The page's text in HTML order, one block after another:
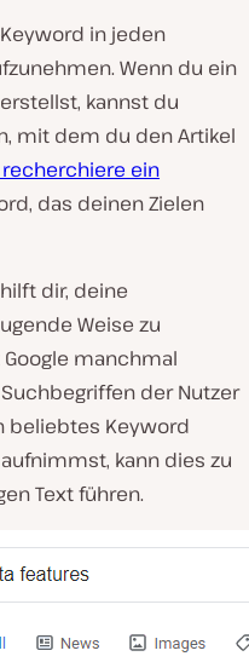
in jeden
Wenn du ein
kannst du
mit dem du den Artikel
recherchiere ein
das deinen Zielen
dir, deine
Weise zu
manchmal
der Nutzer
beliebtes Keyword
kann dies zu
Text führen.